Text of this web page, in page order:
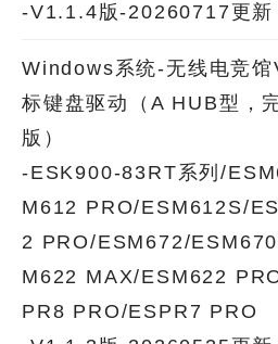
-V1.1.4版-20260717更新
Windows系统-无线电竞
标键盘驱动（A HUB型，
版）
-ESK900-83RT系列/
M612 PRO/ESM612S/
2 PRO/ESM672/
M622 MAX/ESM622
PR8 PRO/ESPR7 PRO